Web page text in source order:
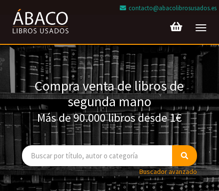
contacto@abacolibrosusados.es
Compra venta de libros de
segunda mano
Más de 90.000 libros desde 1€
Buscador avanzado